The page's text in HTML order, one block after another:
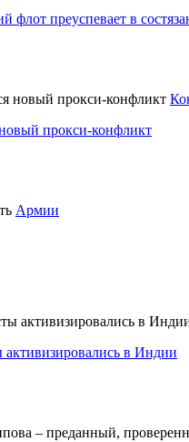
преуспевает в
прокси-конфликт
Армии
активизировались в Индии